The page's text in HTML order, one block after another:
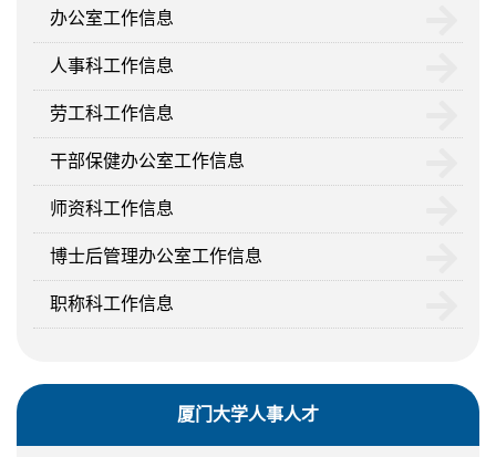
办公室工作信息
人事科工作信息
劳工科工作信息
干部保健办公室工作信息
师资科工作信息
博士后管理办公室工作信息
职称科工作信息
厦门大学人事人才